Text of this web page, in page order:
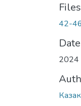
Files
42-
Date
2024